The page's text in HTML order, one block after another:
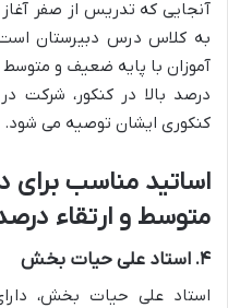
آنجایی که تدریس از صفر
به کلاس درس دبیرستان است
آموزان با پایه ضعیف و
درصد بالا در کنکور،
کنکوری ایشان توصیه می شود.
اساتید مناسب برای
متوسط و ارتقاء
۴. استاد علی حیات بخش
استاد علی حیات بخش،